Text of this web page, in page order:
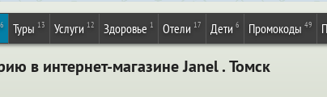
Туры 13 Услуги 12 Здоровье 1 Отели 17 Дети 6 Промокоды 49
в интернет-магазине Janel . Томск